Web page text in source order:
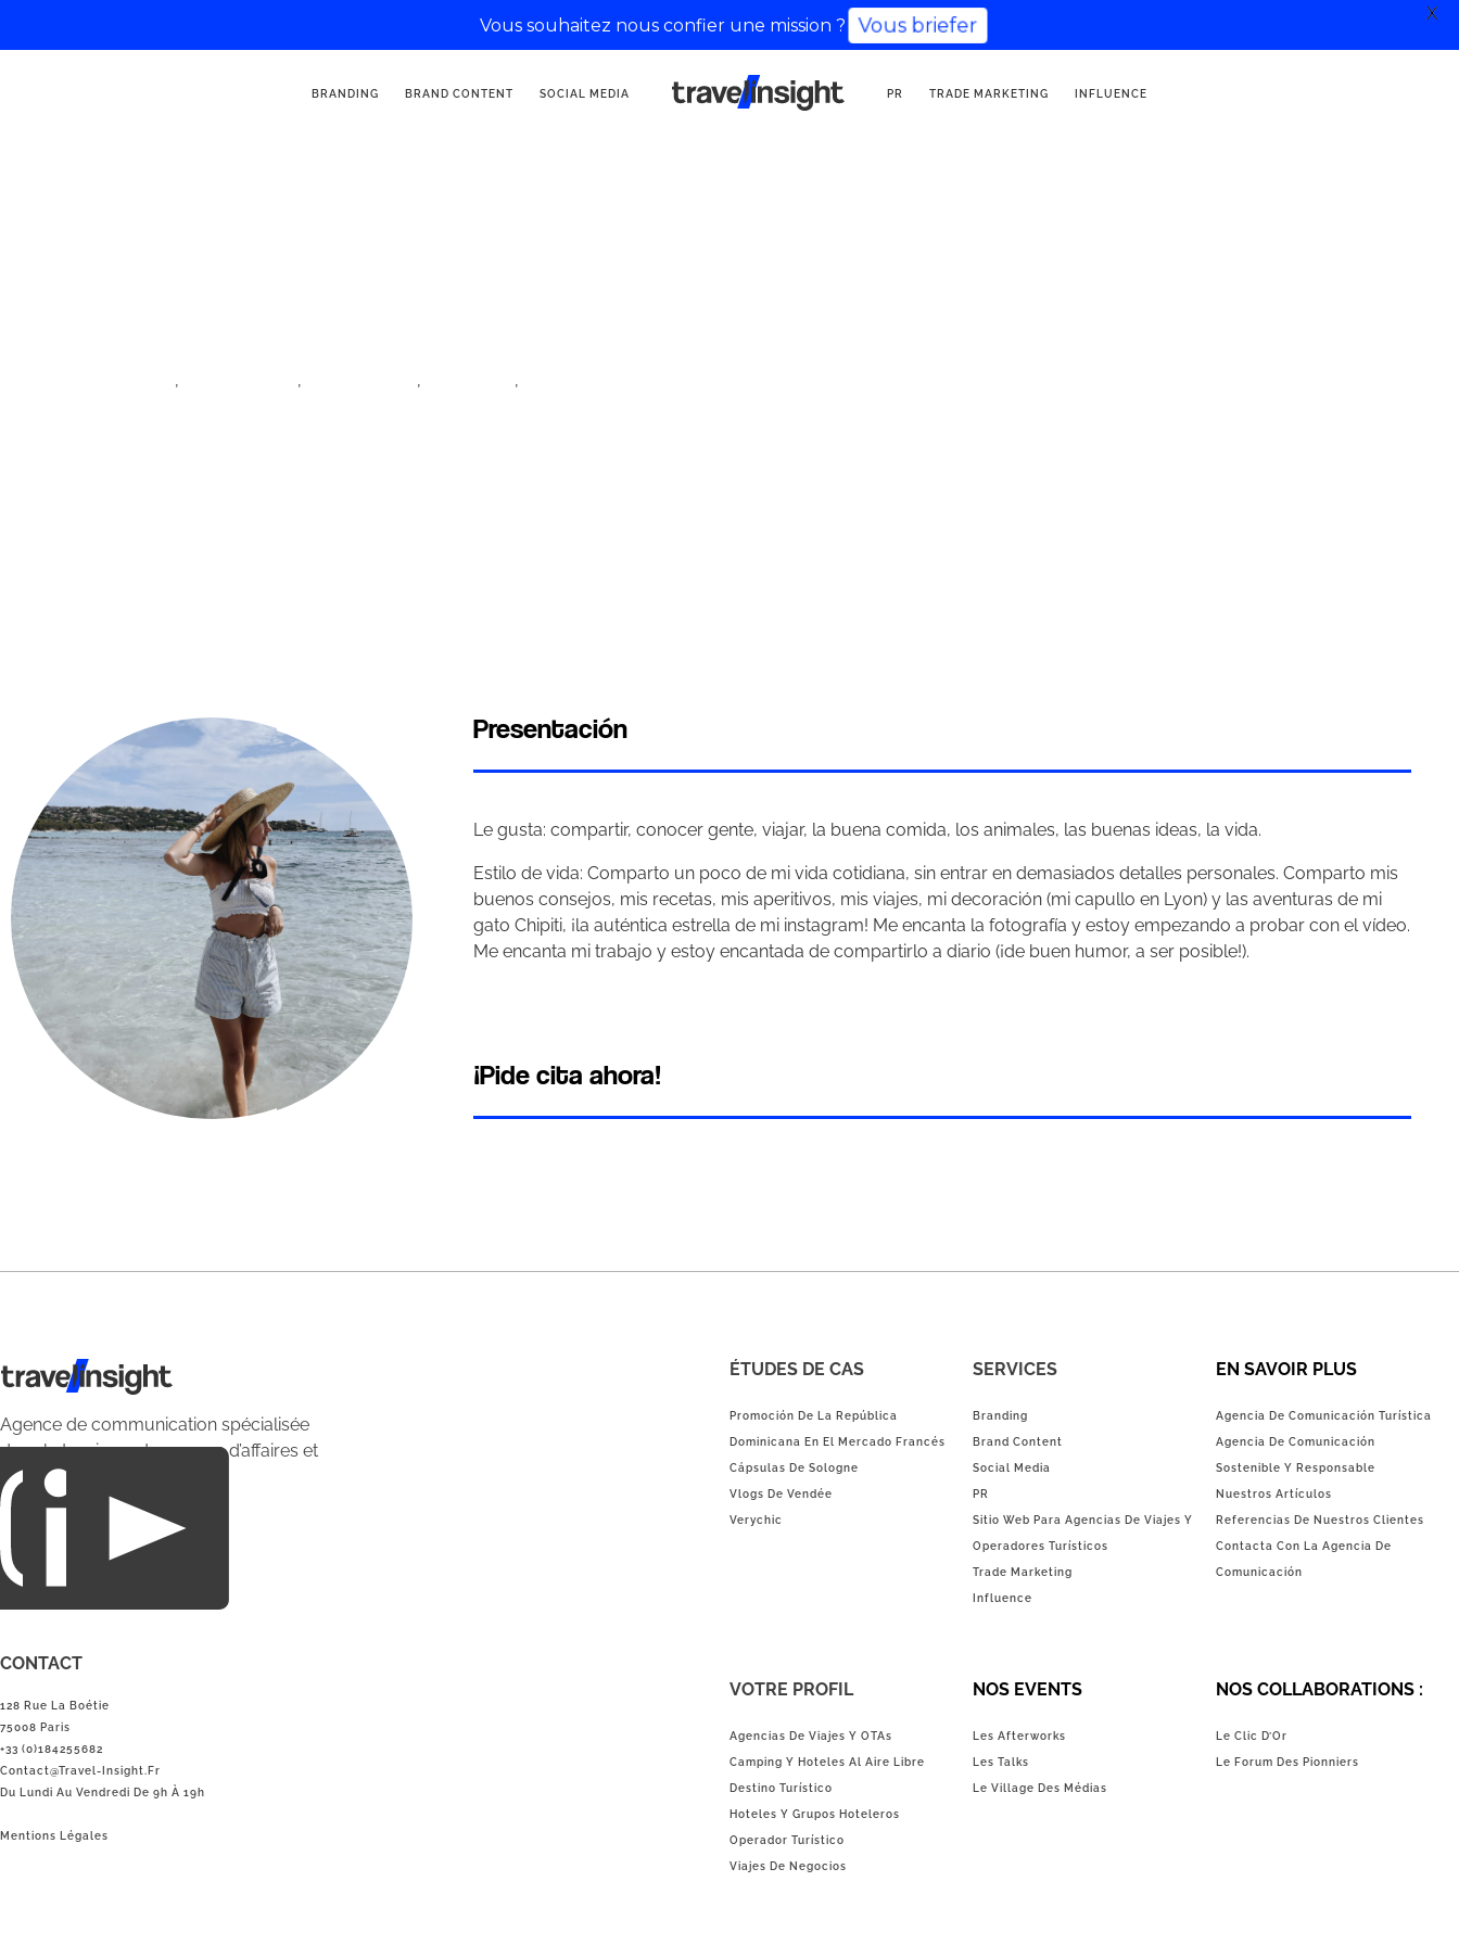
BRANDING BRAND CONTENT SOCIAL MEDIA
AGENCIA DE
COMUNICACIÓN TURÍSTICA
PR TRADE MARKETING INFLUENCE
, , , ,
Presentación
Le gusta: compartir, conocer gente, viajar, la buena comida, los animales, las buenas ideas, la vida.
Estilo de vida: Comparto un poco de mi vida cotidiana, sin entrar en demasiados detalles personales. Comparto mis
buenos consejos, mis recetas, mis aperitivos, mis viajes, mi decoración (mi capullo en Lyon) y las aventuras de mi
gato Chipiti, ¡la auténtica estrella de mi instagram! Me encanta la fotografía y estoy empezando a probar con el vídeo.
Me encanta mi trabajo y estoy encantada de compartirlo a diario (¡de buen humor, a ser posible!).
¡Pide cita ahora!
Travel Insight
Agence de communication spécialisée
dans le tourisme du voyage d’affaires et
du loisirs.
CONTACT
128 Rue La Boétie
75008 Paris
+33 (0)184255682
Contact@Travel-Insight.fr
Du Lundi Au Vendredi De 9h À 19h
Mentions Légales
ÉTUDES DE CAS
Promoción De La República
Dominicana En El Mercado Francés
Cápsulas De Sologne
Vlogs De Vendée
Verychic
SERVICES
Branding
Brand Content
Social Media
PR
Sitio Web Para Agencias De Viajes Y
Operadores Turísticos
Trade Marketing
Influence
EN SAVOIR PLUS
Agencia De Comunicación Turística
Agencia De Comunicación
Sostenible Y Responsable
Nuestros Artículos
Referencias De Nuestros Clientes
Contacta Con La Agencia De
Comunicación
VOTRE PROFIL
Agencias De Viajes Y OTAs
Camping Y Hoteles Al Aire Libre
Destino Turístico
Hoteles Y Grupos Hoteleros
Operador Turístico
Viajes De Negocios
NOS EVENTS
Les Afterworks
Les Talks
Le Village Des Médias
NOS COLLABORATIONS :
Le Clic D’Or
Le Forum Des Pionniers
Vous souhaitez nous confier une mission ? Vous briefer
X